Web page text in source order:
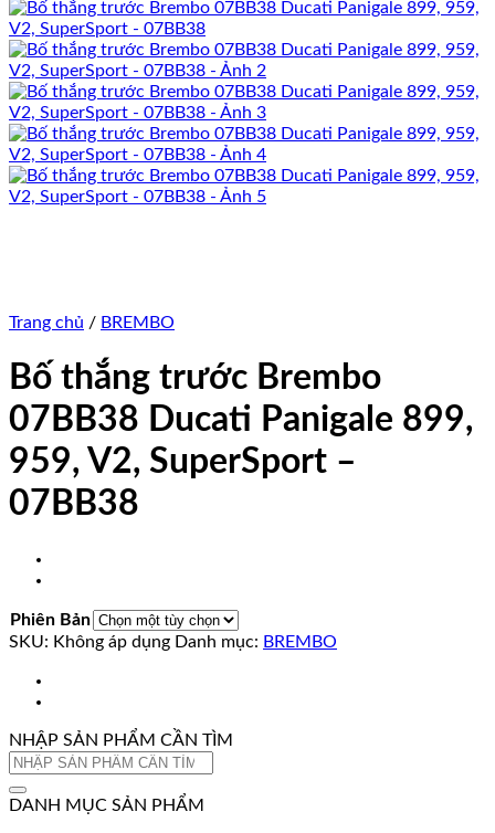
Trang chủ / BREMBO
Bố thắng trước Brembo
07BB38 Ducati Panigale 899,
959, V2, SuperSport –
07BB38
Phiên Bản
SKU: Không áp dụng Danh mục: BREMBO
NHẬP SẢN PHẨM CẦN TÌM
Tìm
DANH MỤC SẢN PHẨM